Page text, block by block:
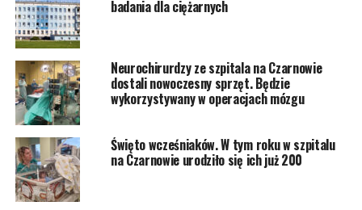
badania dla ciężarnych
Neurochirurdzy ze szpitala na Czarnowie
dostali nowoczesny sprzęt. Będzie
wykorzystywany w operacjach mózgu
Święto wcześniaków. W tym roku w szpitalu
na Czarnowie urodziło się ich już 200